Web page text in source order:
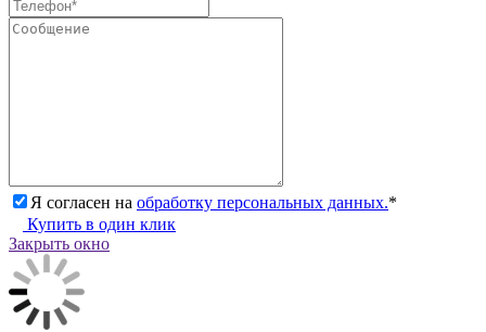
Я согласен на обработку персональных данных.*
Купить в один клик
Закрыть окно